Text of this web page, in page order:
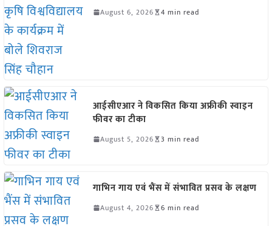
August 6, 2026 4 min read
आईसीएआर ने विकसित किया अफ्रीकी स्वाइन
फीवर का टीका
August 5, 2026 3 min read
गाभिन गाय एवं भैंस में संभावित प्रसव के लक्षण
August 4, 2026 6 min read